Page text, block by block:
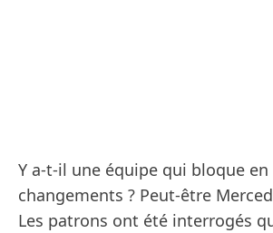
Y a-t-il une équipe qui bloque
changements ? Peut-être
Les patrons ont été interrogés